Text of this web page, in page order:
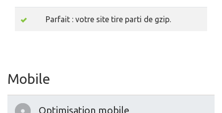
Parfait : votre site tire parti de gzip.
Mobile
Optimisation mobile